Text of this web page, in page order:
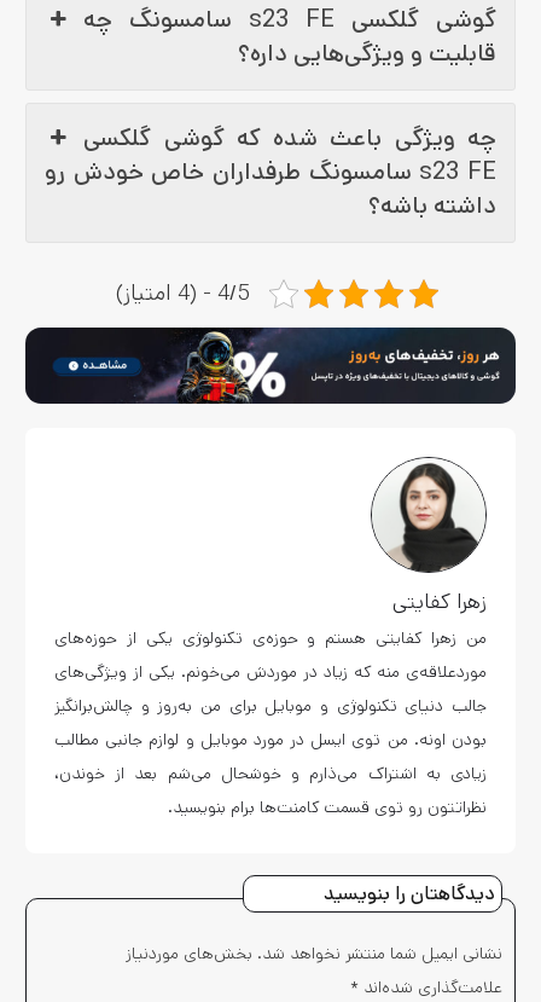
گوشی گلکسی s23 FE سامسونگ چه
قابلیت و ویژگی‌هایی داره؟
چه ویژگی باعث شده که گوشی گلکسی
s23 FE سامسونگ طرفداران خاص خودش رو
داشته باشه؟
4/5 - (4 امتیاز)
زهرا کفایتی
من زهرا کفایتی هستم و حوزه‌ی تکنولوژی یکی از حوزه‌های
موردعلاقه‌ی منه که زیاد در موردش می‌خونم. یکی از ویژگی‌های
جالب دنیای تکنولوژی و موبایل برای من به‌روز و چالش‌برانگیز
بودن اونه. من توی ایسل در مورد موبایل و لوازم جانبی مطالب
زیادی به اشتراک می‌ذارم و خوشحال می‌شم بعد از خوندن،
نظراتتون رو توی قسمت کامنت‌ها برام بنویسید.
دیدگاهتان را بنویسید
نشانی ایمیل شما منتشر نخواهد شد. بخش‌های موردنیاز
علامت‌گذاری شده‌اند *